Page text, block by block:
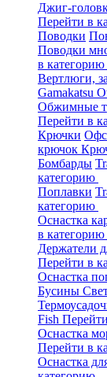
Джиг-
Перейти в
Поводки
Поводки
в категорию
Вертлюги,
Gamakatsu
Обжимные
Перейти в
Крючки
крючок
Бомбарды
категорию
Поплавки
категорию
Оснастка
в категорию
Держатели
Перейти в
Оснастка
Бусины
Fish
Оснастка
Перейти в
Оснастка